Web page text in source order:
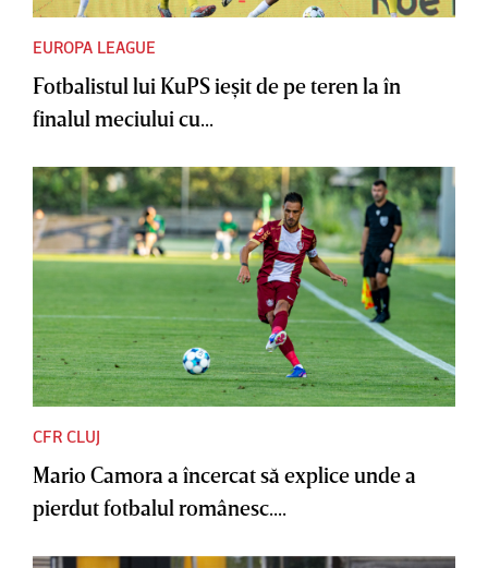
EUROPA LEAGUE
Fotbalistul lui KuPS ieşit de pe teren la în
finalul meciului cu...
CFR CLUJ
Mario Camora a încercat să explice unde a
pierdut fotbalul românesc....